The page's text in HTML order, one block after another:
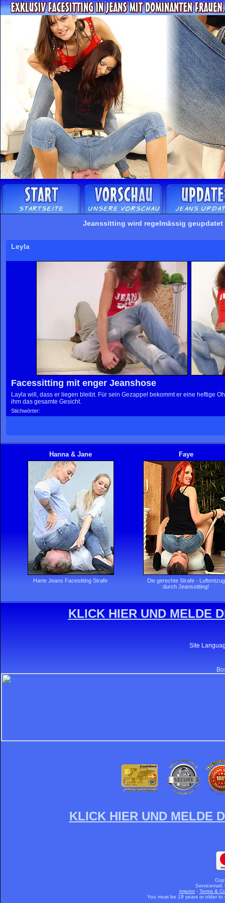
Jeanssitting wird regelmässig
Leyla
Facessitting mit enger Jeanshose
Layla will, dass er liegen bleibt. Für sein Gezappel bekommt er eine heftige
ihm das gesamte Gesicht.
Stichwörter:
Hanna & Jane
Harte Jeans Facesitting Strafe
Faye
Die gerechte Strafe - Luftentzug
durch Jeanssitting!
KLICK HIER UND MELDE
Site
KLICK HIER UND MELDE
Servicemail:
Imprint- Terms &
You must be 18 years or older